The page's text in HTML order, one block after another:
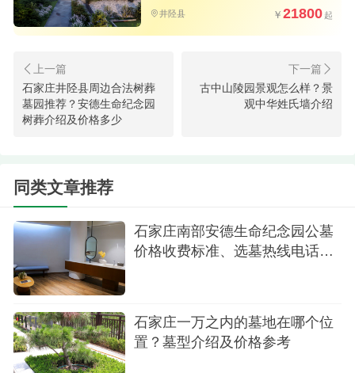
陵园环境一角
德生命纪念公园不仅推出了生态树葬，还推出了节
约土地的草坪葬卧碑。卧碑的价格根据碑型及占地
面积的大小有所不同，家属可以在实地考察时进行
详细咨询。
井陉县 21800
石家庄井陉县周边合法树葬
墓园推荐？安德生命纪念园
树葬介绍及价格多少
古中山陵园景观怎么样？景
观中华姓氏墙介绍
同类文章推荐
石家庄南部安德生命纪念园公墓
价格收费标准、选墓热线电话多
石家庄一万之内的墓地在哪个位
置？墓型介绍及价格参考